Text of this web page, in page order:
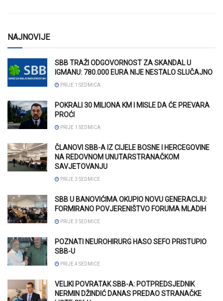
NAJNOVIJE
SBB TRAŽI ODGOVORNOST ZA SKANDAL U
IGMANU: 780.000 EURA NIJE NESTALO SLUČAJNO
PRIJE 1 SEDMICA
POKRALI 30 MILIONA KM I MISLE DA ĆE PREVARA
PROĆI
PRIJE 1 SEDMICA
ČLANOVI SBB-A IZ CIJELE BOSNE I HERCEGOVINE
NA REDOVNOM UNUTARSTRANAČKOM
SAVJETOVANJU
PRIJE 3 SEDMICE
SBB U BANOVIĆIMA OKUPIO NOVU GENERACIJU:
FORMIRANO POVJERENIŠTVO FORUMA MLADIH
PRIJE 3 SEDMICE
POZNATI NEUROHIRURG HASO SEFO PRISTUPIO
SBB-U
PRIJE 4 SEDMICE
VELIKI POVRATAK SBB-A: POTPREDSJEDNIK
NERMIN DŽINDIĆ DANAS PREDAO STRANAČKE